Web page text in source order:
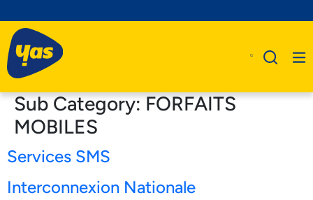
Produits
Sub Category:FORFAITS
MOBILES
Services SMS
Interconnexion Nationale